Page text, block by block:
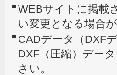
WEBサイトに掲載
い変更となる場合
CADデータ（DXF
DXF（圧縮）デー
さい。